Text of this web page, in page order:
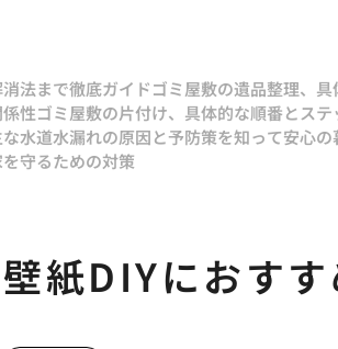
法まで徹底ガイドゴミ屋敷の遺品整理、
性ゴミ屋敷の片付け、具体的な順番とス
な水道水漏れの原因と予防策を知って安心の
守るための対策
壁紙DIYにおすす